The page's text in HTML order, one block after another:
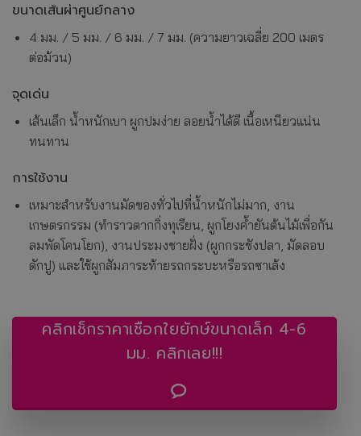
ขนาดเส้นผ่าศูนย์กลาง
4 มม. / 5 มม. / 6 มม. / 7 มม. (ความยาวเฉลี่ย 200 เมตร
ต่อม้วน)
จุดเด่น
เส้นเล็ก น้ำหนักเบา ผูกปมง่าย ลอยน้ำได้ดี เนื้อเหนียวแน่น
ทนทาน
การใช้งาน
เหมาะสำหรับงานมัดของทั่วไปที่น้ำหนักไม่มาก, งาน
เกษตรกรรม (ทำราวตากกิ่งทุเรียน, ผูกโยงค้ำยันต้นไม้เพื่อกัน
ลมพัดโคนโยก), งานประมงชายฝั่ง (ผูกกระชังปลา, มัดลอบ
ดักปู) และใช้ผูกสัมภาระท้ายรถกระบะหรือรถซาเล้ง
คลิกเช็กราคาเชือกใยยักษ์ขนาดเล็ก 4-6
มม. คลิกเลย!!!